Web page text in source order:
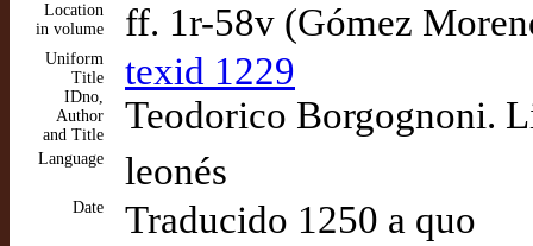
Location
in volume
ff. 1r-58v (Gómez
Uniform
Title
IDno,
Author
and Title
texid 1229
Teodorico Borgognoni.
Language leonés
Date Traducido 1250 a quo